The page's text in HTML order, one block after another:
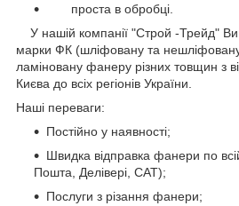
проста в обробці.
У нашій компанії "Строй -Трейд"
марки ФК (шліфовану та
ламіновану фанеру різних товщин з
Києва до всіх регіонів України.
Наші переваги:
Постійно у наявності;
Швидка відправка фанери по
Пошта, Делівері, САТ);
Послуги з різання фанери;